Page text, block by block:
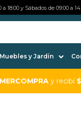
y Jardín
18:00 y Sábados de 09:00 a
y recibí